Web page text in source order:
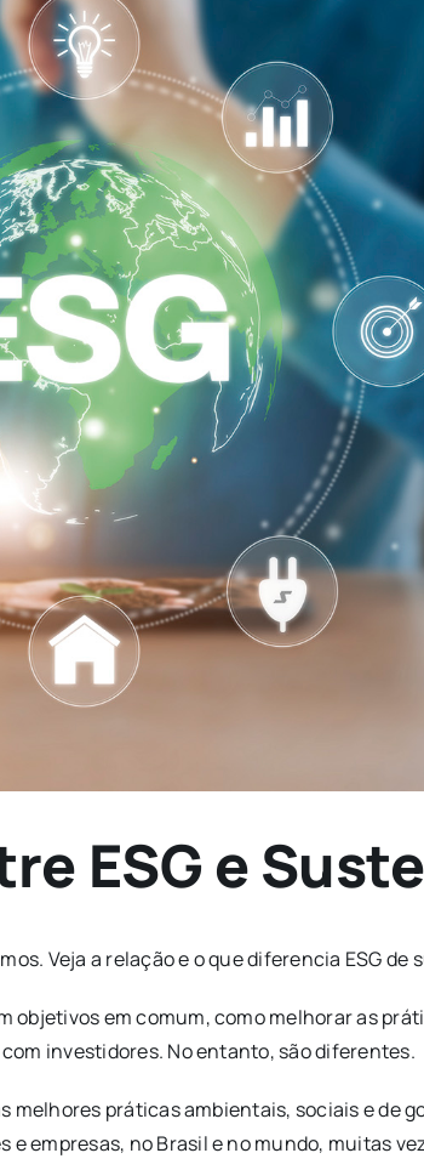
ESG e
Veja a relação e o que diferencia ESG de
em comum, como melhorar as
investidores. No entanto, são diferentes.
melhores práticas ambientais, sociais e de
empresas, no Brasil e no mundo, muitas